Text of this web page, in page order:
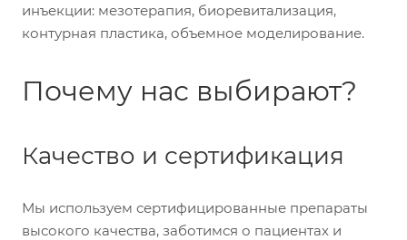
инъекции: мезотерапия, биоревитализация,
контурная пластика, объемное моделирование.
Почему нас выбирают?
Качество и сертификация
Мы используем сертифицированные препараты
высокого качества, заботимся о пациентах и